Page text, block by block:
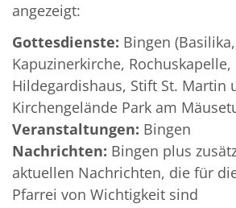
angezeigt:
Gottesdienste: Bingen (Basilika,
Kapuzinerkirche, Rochuskapelle,
Hildegardishaus, Stift St. Martin
Kirchengelände Park am
Veranstaltungen: Bingen
Nachrichten: Bingen plus
aktuellen Nachrichten, die für
Pfarrei von Wichtigkeit sind